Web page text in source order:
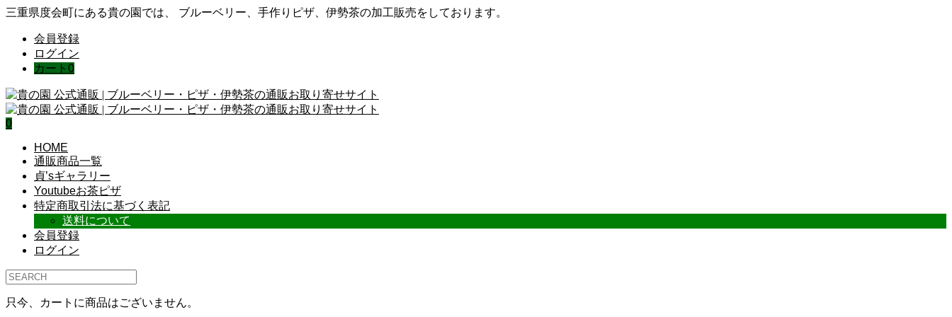
三重県度会町にある貴の園では、 ブルーベリー、手作りピザ、伊勢茶の加工販売をしております。
会員登録
ログイン
カート 0
0
HOME
通販商品一覧
貞’sギャラリー
Youtubeお茶ピザ
特定商取引法に基づく表記
送料について
会員登録
ログイン
只今、カートに商品はございません。